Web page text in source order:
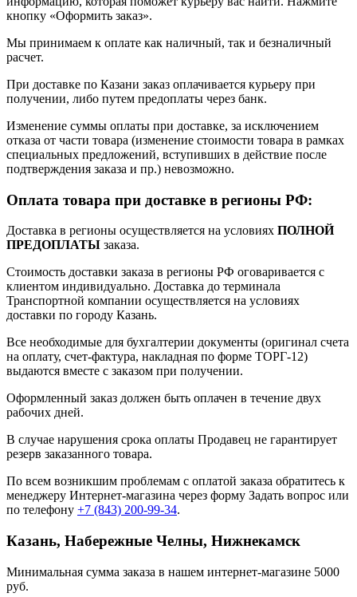
кнопку «Оформить заказ».
Мы принимаем к оплате как наличный, так и безналичный
расчет.
При доставке по Казани заказ оплачивается курьеру при
получении, либо путем предоплаты через банк.
Изменение суммы оплаты при доставке, за исключением
отказа от части товара (изменение стоимости товара в рамках
специальных предложений, вступивших в действие после
подтверждения заказа и пр.) невозможно.
Оплата товара при доставке в регионы РФ:
Доставка в регионы осуществляется на условиях ПОЛНОЙ
ПРЕДОПЛАТЫ заказа.
Стоимость доставки заказа в регионы РФ оговаривается с
клиентом индивидуально. Доставка до терминала
Транспортной компании осуществляется на условиях
доставки по городу Казань.
Все необходимые для бухгалтерии документы (оригинал счета
на оплату, счет-фактура, накладная по форме ТОРГ-12)
выдаются вместе с заказом при получении.
Оформленный заказ должен быть оплачен в течение двух
рабочих дней.
В случае нарушения срока оплаты Продавец не гарантирует
резерв заказанного товара.
По всем возникшим проблемам с оплатой заказа обратитесь к
менеджеру Интернет-магазина через форму Задать вопрос или
по телефону +7 (843) 200-99-34.
Казань, Набережные Челны, Нижнекамск
Минимальная сумма заказа в нашем интернет-магазине 5000
руб.